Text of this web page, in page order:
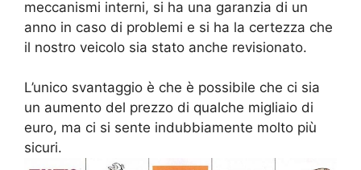
meccanismi interni, si ha una garanzia di un
anno in caso di problemi e si ha la certezza che
il nostro veicolo sia stato anche revisionato.
L’unico svantaggio è che è possibile che ci sia
un aumento del prezzo di qualche migliaio di
euro, ma ci si sente indubbiamente molto più
sicuri.